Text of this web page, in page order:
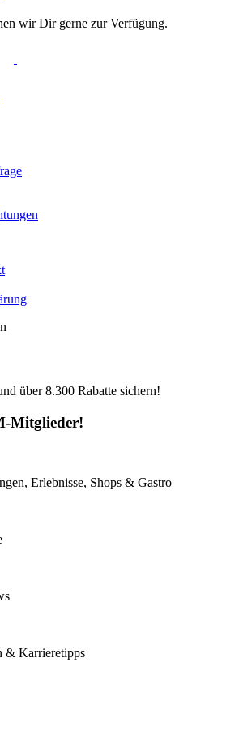
wir Dir gerne zur Verfügung.
über8.300 Rabatte sichern!
Mitglieder!
Erlebnisse, Shops & Gastro
& Karrieretipps